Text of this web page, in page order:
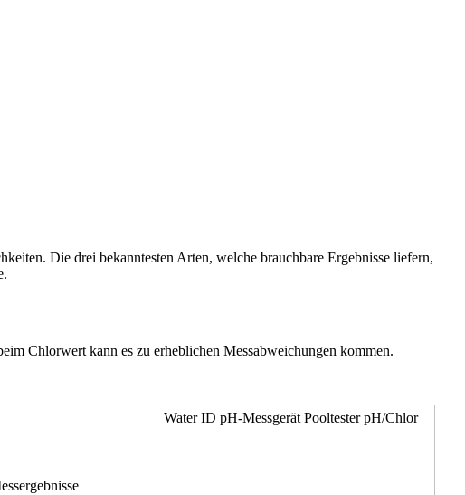
Die drei bekanntesten Arten, welche brauchbare Ergebnisse liefern,
Chlorwert kann es zu erheblichen Messabweichungen kommen.
Water ID pH-Messgerät Pooltester pH/Chlor